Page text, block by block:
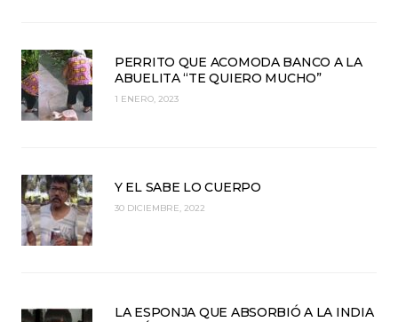
PERRITO QUE ACOMODA BANCO A LA
ABUELITA “TE QUIERO MUCHO”
1 ENERO, 2023
Y EL SABE LO CUERPO
30 DICIEMBRE, 2022
LA ESPONJA QUE ABSORBIÓ A LA INDIA